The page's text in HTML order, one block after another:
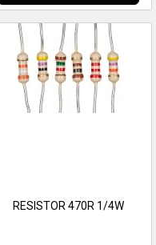
RESISTOR 470R 1/4W